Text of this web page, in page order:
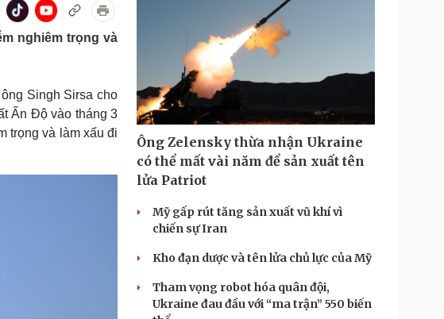
Doanh nghiệp
Thông tin doanh nghiệp
Doanh nhân
Vì cộng đồng
Công nghệ
Sành điệu
Chuyển đổi số
Podcast
Cửa sổ tình yêu
Kể chuyện cho bé
nghiêm trọng và
Singh Sirsa cho
Ấn Độ vào tháng 3
trọng và làm xấu đi
Ông Zelensky thừa nhận Ukraine
có thể mất vài năm để sản xuất tên
lửa Patriot
Mỹ gấp rút tăng sản xuất vũ khí vì
chiến sự Iran
Kho đạn dược và tên lửa chủ lực của Mỹ
Tham vọng robot hóa quân đội,
Ukraine đau đầu với “ma trận” 550 biến